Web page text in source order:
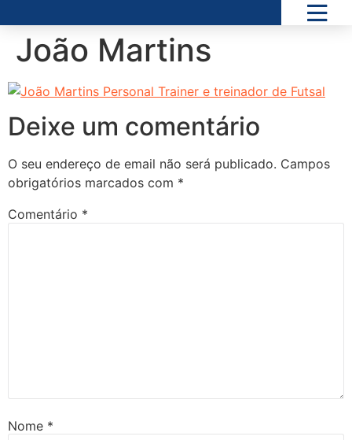
João Martins
Deixe um comentário
O seu endereço de email não será publicado. Campos
obrigatórios marcados com *
Comentário *
Nome *